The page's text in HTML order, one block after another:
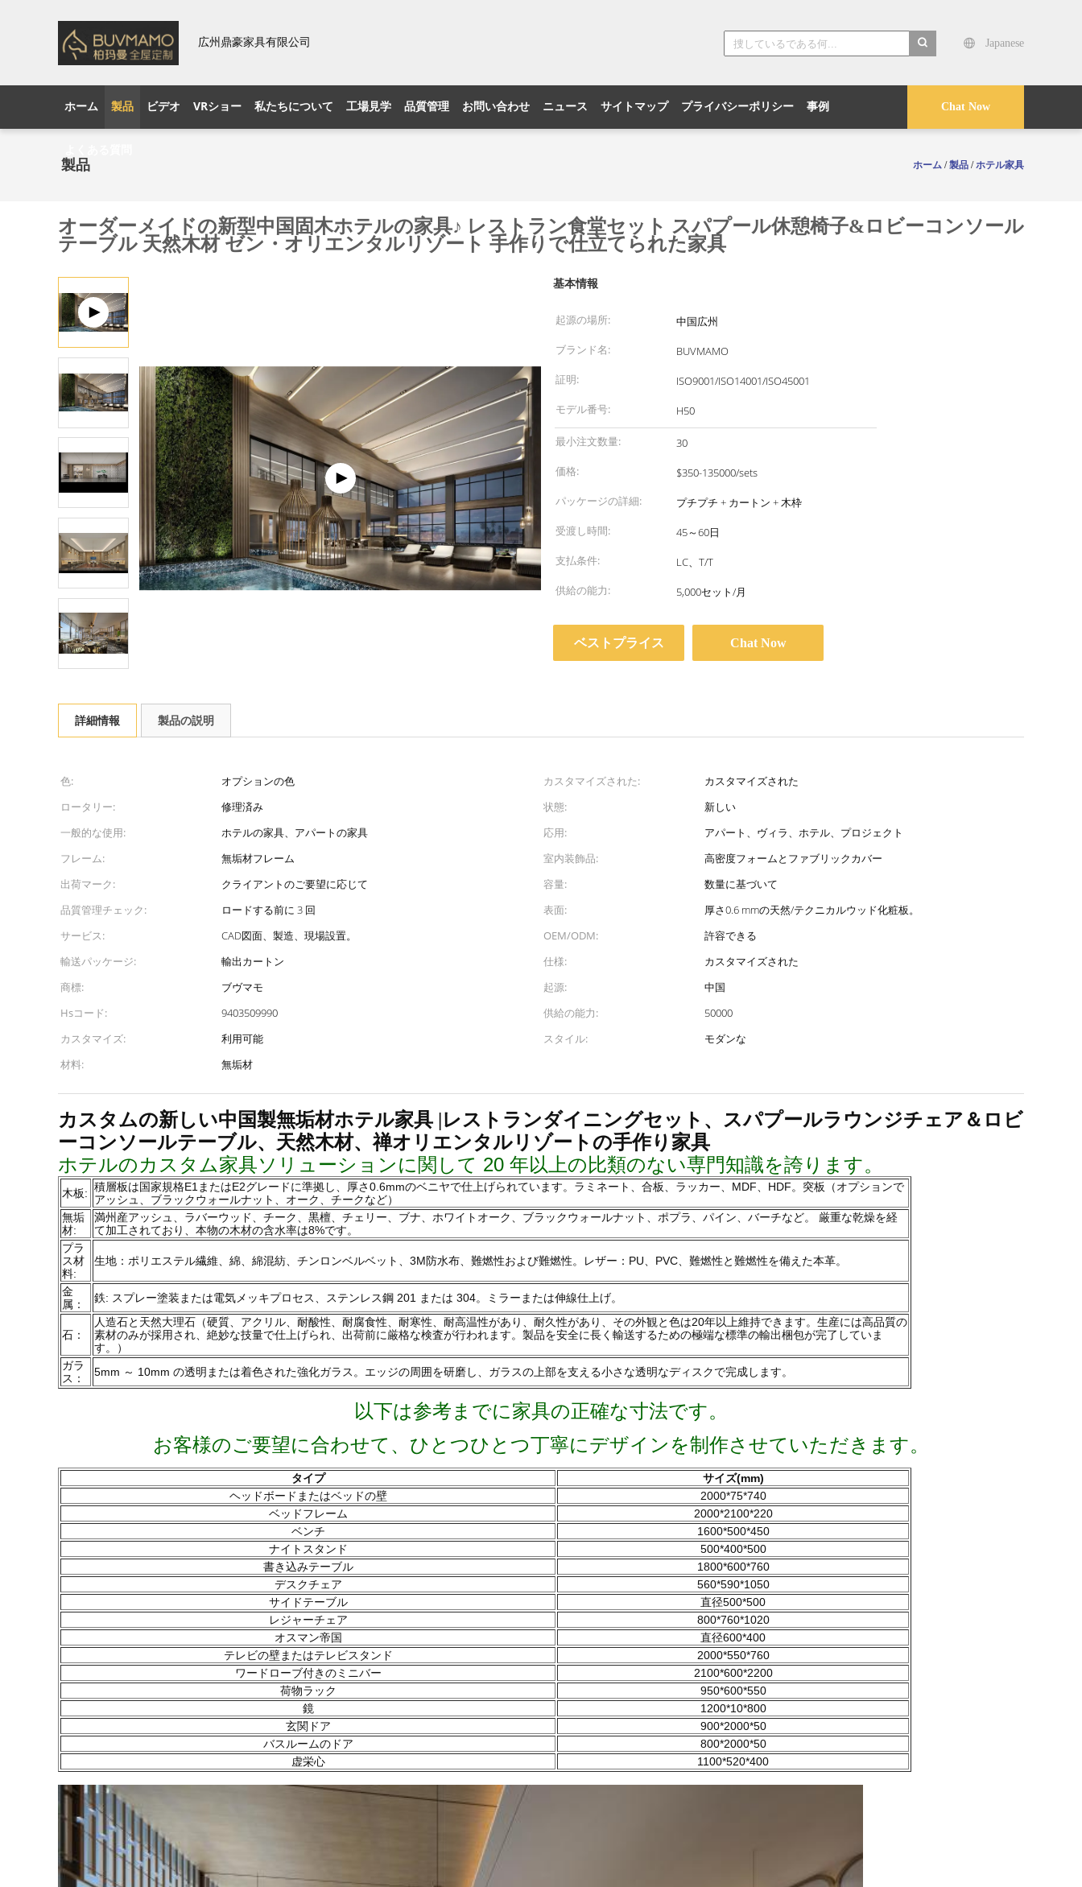
広州鼎豪家具有限公司
Japanese
Chat Now
ホーム 製品 ビデオ VRショー 私たちについて 工場見学 品質管理 お問い合わせ ニュース サイトマップ プライバシーポリシー 事例
製品 ホーム /製品 /ホテル家具
オーダーメイドの新型中国固木ホテルの家具♪ レストラン食堂セット スパプール休憩椅子&ロビーコンソール
テーブル 天然木材 ゼン・オリエンタルリゾート 手作りで仕立てられた家具
基本情報
起源の場所:
中国広州
ブランド名:
BUVMAMO
証明:
ISO9001/ISO14001/ISO45001
モデル番号:
H50
最小注文数量:
30
価格:
$350-135000/sets
パッケージの詳細:
プチプチ + カートン + 木枠
受渡し時間:
45～60日
支払条件:
LC、T/T
供給の能力:
5,000セット/月
ベストプライス Chat Now
詳細情報 製品の説明
色: オプションの色 カスタマイズされた:
カスタマイズされた
ロータリー:
修理済み 状態:
新しい
一般的な使用:
ホテルの家具、アパートの家具 応用:
アパート、ヴィラ、ホテル、プロジェクト
フレーム:
無垢材フレーム 室内装飾品:
高密度フォームとファブリックカバー
出荷マーク:
クライアントのご要望に応じて 容量:
数量に基づいて
品質管理チェック:
ロードする前に 3 回 表面:
厚さ0.6 mmの天然/テクニカルウッド化粧板。
サービス:
CAD図面、製造、現場設置。 OEM/ODM:
許容できる
輸送パッケージ:
輸出カートン 仕様:
カスタマイズされた
商標:
ブヴマモ 起源:
中国
Hsコード:
9403509990 供給の能力:
50000
カスタマイズ:
利用可能 スタイル:
モダンな
材料:
無垢材
カスタムの新しい中国製無垢材ホテル家具 |レストランダイニングセット、スパプールラウンジチェア＆ロビ
ーコンソールテーブル、天然木材、禅オリエンタルリゾートの手作り家具
ホテルのカスタム家具ソリューションに関して 20 年以上の比類のない専門知識を誇ります。
木板: 積層板は国家規格E1またはE2グレードに準拠し、厚さ0.6mmのベニヤで仕上げられています。ラミネート、合板、ラッカー、MDF、HDF。突板（オプションで
アッシュ、ブラックウォールナット、オーク、チークなど）
無垢
材:
満州産アッシュ、ラバーウッド、チーク、黒檀、チェリー、ブナ、ホワイトオーク、ブラックウォールナット、ポプラ、パイン、バーチなど。 厳重な乾燥を経
て加工されており、本物の木材の含水率は8%です。
プラ
ス材
料:
生地：ポリエステル繊維、綿、綿混紡、チンロンベルベット、3M防水布、難燃性および難燃性。レザー：PU、PVC、難燃性と難燃性を備えた本革。
金
属：
鉄: スプレー塗装または電気メッキプロセス、ステンレス鋼 201 または 304。ミラーまたは伸線仕上げ。
石：
人造石と天然大理石（硬質、アクリル、耐酸性、耐腐食性、耐寒性、耐高温性があり、耐久性があり、その外観と色は20年以上維持できます。生産には高品質の
素材のみが採用され、絶妙な技量で仕上げられ、出荷前に厳格な検査が行われます。製品を安全に長く輸送するための極端な標準の輸出梱包が完了していま
す。）
ガラ
ス：
5mm ～ 10mm の透明または着色された強化ガラス。エッジの周囲を研磨し、ガラスの上部を支える小さな透明なディスクで完成します。
以下は参考までに家具の正確な寸法です。
お客様のご要望に合わせて、ひとつひとつ丁寧にデザインを制作させていただきます。
タイプ
サイズ(mm)
ヘッドボードまたはベッドの壁
2000*75*740
ベッドフレーム
2000*2100*220
ベンチ
1600*500*450
ナイトスタンド
500*400*500
書き込みテーブル
1800*600*760
デスクチェア
560*590*1050
サイドテーブル
直径500*500
レジャーチェア
800*760*1020
オスマン帝国
直径600*400
テレビの壁またはテレビスタンド
2000*550*760
ワードローブ付きのミニバー
2100*600*2200
荷物ラック
950*600*550
鏡
1200*10*800
玄関ドア
900*2000*50
バスルームのドア
800*2000*50
虚栄心
1100*520*400